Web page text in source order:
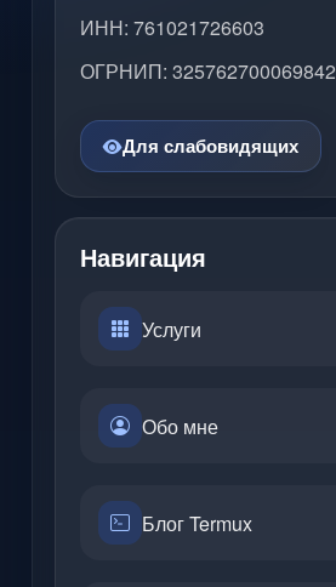
ИНН: 761021726603
ОГРНИП: 325762700069842
Для слабовидящих
Навигация
Услуги
Обо мне
Блог Termux